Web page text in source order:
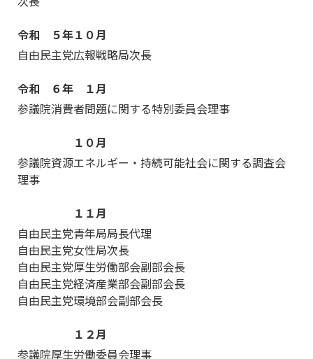
令和 ５年１０月
自由民主党広報戦略局次長
令和 ６年 １月
参議院消費者問題に関する特別委員会理事
１０月
参議院資源エネルギー・持続可能社会に関する調査会
理事
１１月
自由民主党青年局局長代理
自由民主党女性局次長
自由民主党厚生労働部会副部会長
自由民主党経済産業部会副部会長
自由民主党環境部会副部会長
１２月
参議院厚生労働委員会理事